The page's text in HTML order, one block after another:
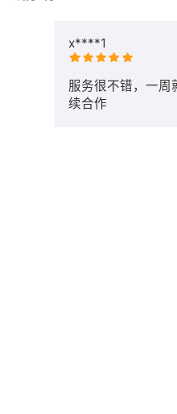
x****1
服务很不错，一周
续合作